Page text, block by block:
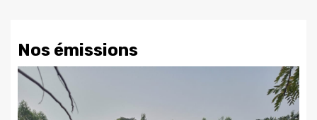
Nos émissions